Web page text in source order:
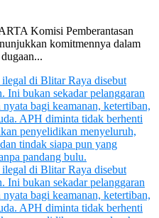
Komisi Pemberantasan
komitmennya dalam